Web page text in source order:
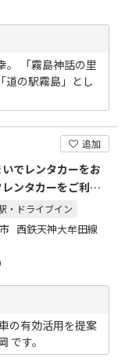
。 「霧島神話の里
道の駅霧島」とし
追加
でレンタカーをお
ンタカーをご利用
・ドライブイン
西鉄天神大牟田線
の有効活用を提案
です。